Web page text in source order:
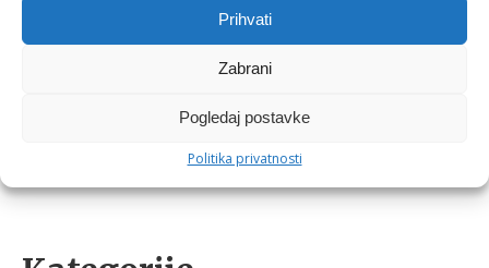
Prihvati
Zabrani
Pogledaj postavke
Politika privatnosti
Kako u ponudi imamo više različitih aroma, na vama je